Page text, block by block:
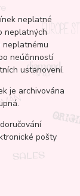
neplatné
neplatných
neplatnému
neúčinností
ustanovení.
je archivována
pošty